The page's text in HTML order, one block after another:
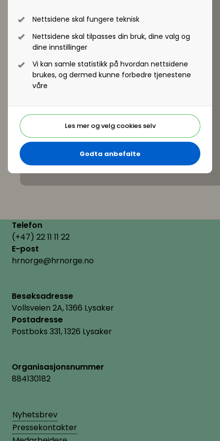
Nettsidene skal fungere teknisk
Nettsidene skal tilpasses din bruk, dine valg og
dine innstillinger
Vi kan samle statistikk på hvordan nettsidene
brukes, og dermed kunne forbedre tjenestene
våre
Les mer og velg cookies selv
Godta anbefalte
Telefon
(+47) 22 11 11 22
E-post
hrnorge@hrnorge.no
Besøksadresse
Vollsveien 2A, 1366 Lysaker
Postadresse
Postboks 331, 1326 Lysaker
Organisasjonsnummer
884130182
Nyhetsbrev
Pressekontakter